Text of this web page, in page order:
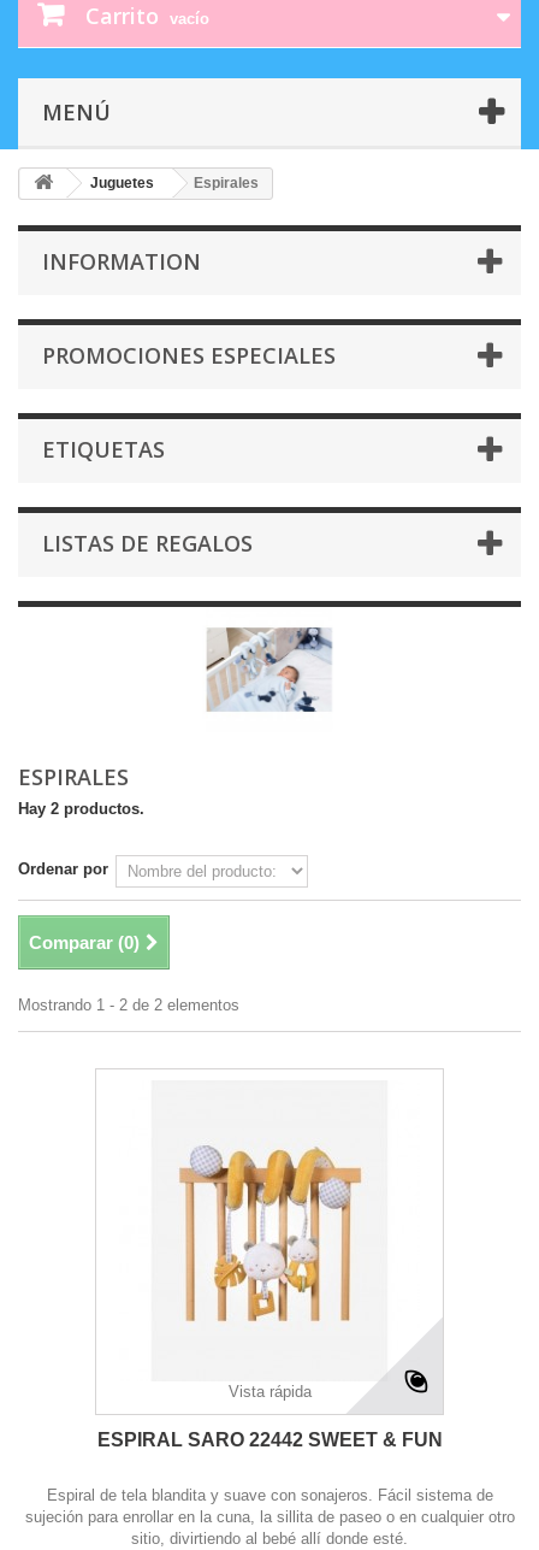
Carrito vacío
MENÚ
Juguetes Espirales
INFORMATION
PROMOCIONES ESPECIALES
ETIQUETAS
LISTAS DE REGALOS
ESPIRALES
Hay 2 productos.
Ordenar por
Comparar (0)
Mostrando 1 - 2 de 2 elementos
Vista rápida
ESPIRAL SARO 22442 SWEET & FUN
Espiral de tela blandita y suave con sonajeros. Fácil sistema de
sujeción para enrollar en la cuna, la sillita de paseo o en cualquier otro
sitio, divirtiendo al bebé allí donde esté.